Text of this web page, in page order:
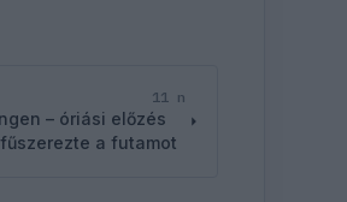
11 n
– óriási előzés
a futamot